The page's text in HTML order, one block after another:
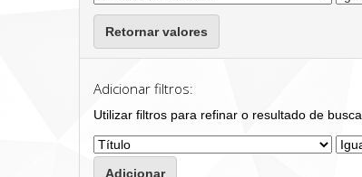
Retornar valores
Adicionar filtros:
Utilizar filtros para refinar o resultado de busca.